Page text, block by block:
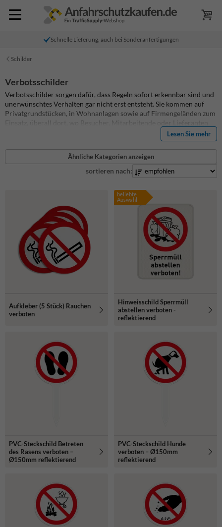
Schnelle Lieferung, auch bei Sonderanfertigungen
Schilder
Verbotsschilder
Verbotsschilder sorgen dafür, dass Regeln sofort erkennbar sind und
unerwünschtes Verhalten gar nicht erst entsteht. Sie kommen auf
Privatgrundstücken, in Wohnanlagen sowie auf Firmengeländen zum
Einsatz, überall dort, wo Besucher, Mitarbeitende oder Lieferanten
klare Vorgaben einhalten sollen. Ein gut platziertes Verbotsschild
kommuniziert eindeutig, was nicht erlaubt ist, ohne dass zusätzliche
Erklärungen nötig sind. Das schafft Klarheit und vermeidet
Im Sortiment stehen verschiedene
typische Einsatzbereiche zur Verfügung. Diese lassen sich direkt
Standardlösung nicht aus, kann ein Verboten Schild individuell
angepasst oder vollständig neu gestaltet werden. Das empfiehlt sich
besonders dann, wenn ergänzende Hinweise erforderlich sind oder
mehrere Regeln auf einem Schild zusammengeführt werden sollen.
Lesen Sie mehr
Ähnliche Kategorien anzeigen
sortieren nach:
Aufkleber (5 Stück) Rauchen
verboten
beliebte
Auswahl
Hinweisschild Sperrmüll
abstellen verboten -
reflektierend
PVC-Steckschild Betreten
des Rasens verboten –
Ø150mm reflektierend
PVC-Steckschild Hunde
verboten – Ø150mm
reflektierend